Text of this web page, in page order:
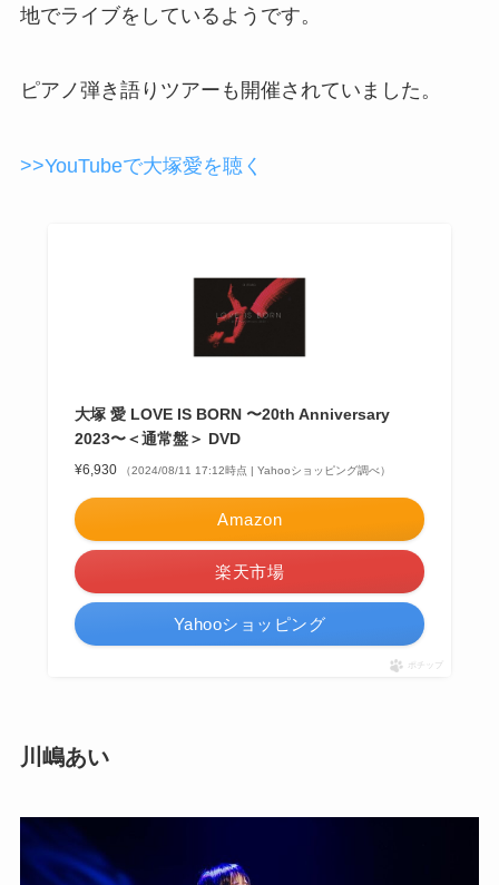
地でライブをしているようです。
ピアノ弾き語りツアーも開催されていました。
>>YouTubeで大塚愛を聴く
大塚 愛 LOVE IS BORN 〜20th Anniversary
2023〜＜通常盤＞ DVD
¥6,930 （2024/08/11 17:12時点 | Yahooショッピング調べ）
Amazon
楽天市場
Yahooショッピング
ポチップ
川嶋あい